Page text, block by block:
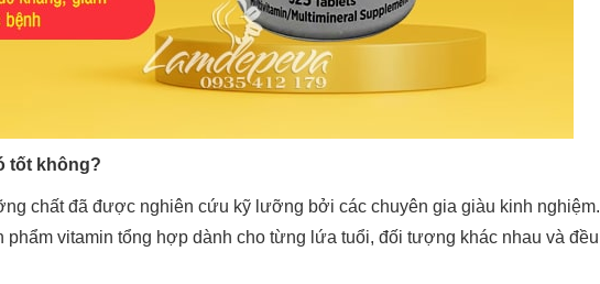
tốt không?
chất đã được nghiên cứu kỹ lưỡng bởi các chuyên gia giàu kinh nghiệm.
phẩm vitamin tổng hợp dành cho từng lứa tuổi, đối tượng khác nhau và đều